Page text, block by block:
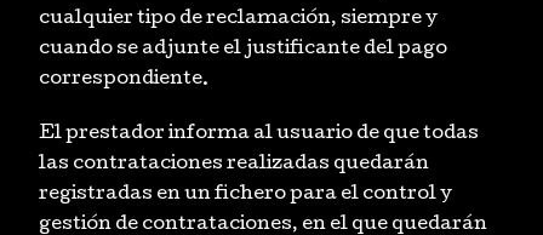
cualquier tipo de reclamación, siempre y
cuando se adjunte el justificante del pago
correspondiente.
El prestador informa al usuario de que todas
las contrataciones realizadas quedarán
registradas en un fichero para el control y
gestión de contrataciones, en el que quedarán